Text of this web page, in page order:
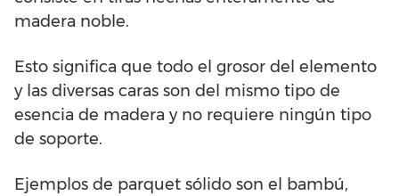
madera noble.
Esto significa que todo el grosor del elemento
y las diversas caras son del mismo tipo de
esencia de madera y no requiere ningún tipo
de soporte.
Ejemplos de parquet sólido son el bambú,